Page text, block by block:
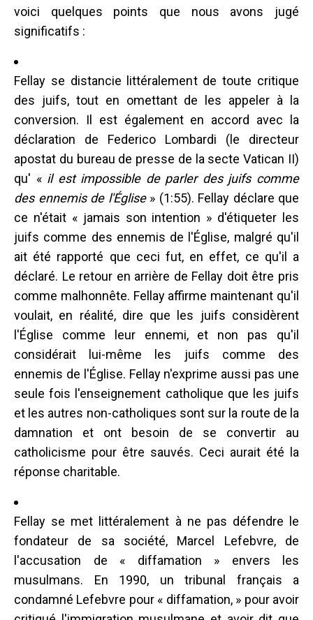
voici quelques points que nous avons jugé
significatifs :
Fellay se distancie littéralement de toute critique
des juifs, tout en omettant de les appeler à la
conversion. Il est également en accord avec la
déclaration de Federico Lombardi (le directeur
apostat du bureau de presse de la secte Vatican II)
qu' « il est impossible de parler des juifs comme
des ennemis de l'Église» (1:55). Fellay déclare que
ce n'était « jamais son intention » d'étiqueter les
juifs comme des ennemis de l'Église, malgré qu'il
ait été rapporté que ceci fut, en effet, ce qu'il a
déclaré. Le retour en arrière de Fellay doit être pris
comme malhonnête. Fellay affirme maintenant qu'il
voulait, en réalité, dire que les juifs considèrent
l'Église comme leur ennemi, et non pas qu'il
considérait lui-même les juifs comme des
ennemis de l'Église. Fellay n'exprime aussi pas une
seule fois l'enseignement catholique que les juifs
et les autres non-catholiques sont sur la route de la
damnation et ont besoin de se convertir au
catholicisme pour être sauvés. Ceci aurait été la
réponse charitable.
Fellay se met littéralement à ne pas défendre le
fondateur de sa société, Marcel Lefebvre, de
l'accusation de « diffamation » envers les
musulmans. En 1990, un tribunal français a
condamné Lefebvre pour « diffamation, » pour avoir